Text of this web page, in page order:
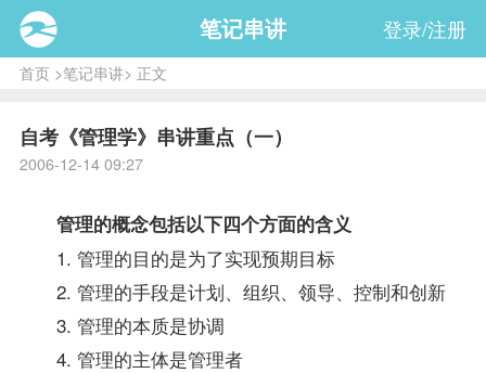
笔记串讲 登录/注册
首页>笔记串讲> 正文
自考《管理学》串讲重点（一）
2006-12-14 09:27
管理的概念包括以下四个方面的含义
1. 管理的目的是为了实现预期目标
2. 管理的手段是计划、组织、领导、控制和创新
3. 管理的本质是协调
4. 管理的主体是管理者